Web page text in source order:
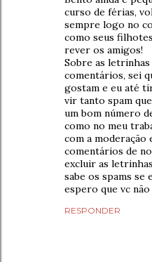
curso de férias,
sempre logo no
como seus
rever os amigos!
Sobre as
comentários, sei
gostam e eu até
vir tanto spam
um bom número
como no meu
com a moderação
comentários de
excluir as
sabe os spams se
espero que vc não
RESPONDER